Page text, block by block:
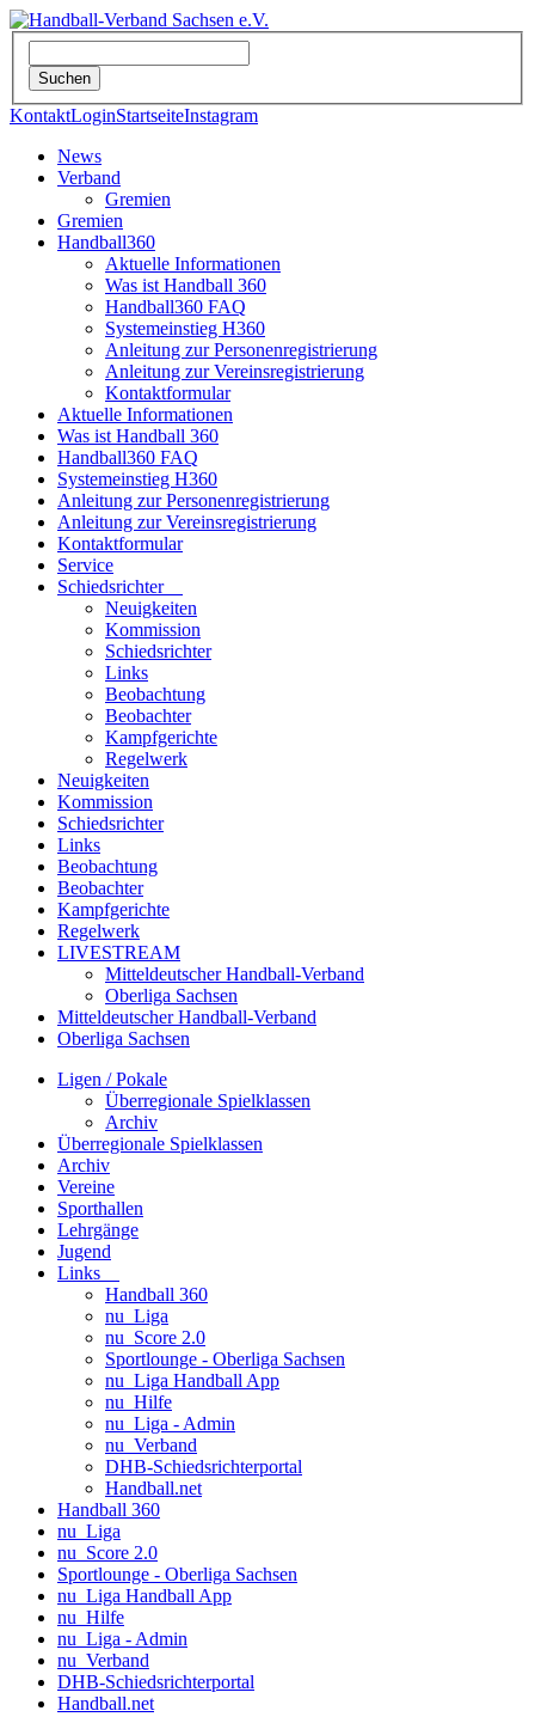
KontaktLoginStartseiteInstagram
News
Verband
Gremien
Gremien
Handball360
Aktuelle Informationen
Was ist Handball 360
Handball360 FAQ
Systemeinstieg H360
Anleitung zur Personenregistrierung
Anleitung zur Vereinsregistrierung
Kontaktformular
Aktuelle Informationen
Was ist Handball 360
Handball360 FAQ
Systemeinstieg H360
Anleitung zur Personenregistrierung
Anleitung zur Vereinsregistrierung
Kontaktformular
Service
Schiedsrichter
Neuigkeiten
Kommission
Schiedsrichter
Links
Beobachtung
Beobachter
Kampfgerichte
Regelwerk
Neuigkeiten
Kommission
Schiedsrichter
Links
Beobachtung
Beobachter
Kampfgerichte
Regelwerk
LIVESTREAM
Mitteldeutscher Handball-Verband
Oberliga Sachsen
Mitteldeutscher Handball-Verband
Oberliga Sachsen
Ligen / Pokale
Überregionale Spielklassen
Archiv
Überregionale Spielklassen
Archiv
Vereine
Sporthallen
Lehrgänge
Jugend
Links
Handball 360
nu_Liga
nu_Score 2.0
Sportlounge - Oberliga Sachsen
nu_Liga Handball App
nu_Hilfe
nu_Liga - Admin
nu_Verband
DHB-Schiedsrichterportal
Handball.net
Handball 360
nu_Liga
nu_Score 2.0
Sportlounge - Oberliga Sachsen
nu_Liga Handball App
nu_Hilfe
nu_Liga - Admin
nu_Verband
DHB-Schiedsrichterportal
Handball.net